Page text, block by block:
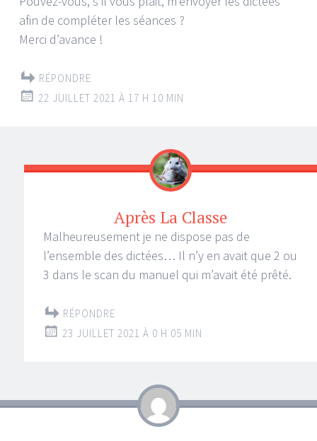
afin de compléter les séances ?
Merci d’avance !
RÉPONDRE
22 JUILLET 2021 À 17 H 10 MIN
Après La Classe
Malheureusement je ne dispose pas de
l’ensemble des dictées… Il n’y en avait que 2 ou
3 dans le scan du manuel qui m’avait été prêté.
RÉPONDRE
23 JUILLET 2021 À 0 H 05 MIN